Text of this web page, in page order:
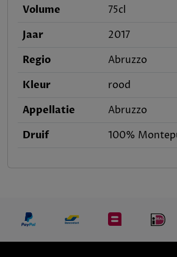
Volume
75cl
Jaar
2017
Regio
Abruzzo
Kleur
rood
Appellatie
Abruzzo
Druif
100%